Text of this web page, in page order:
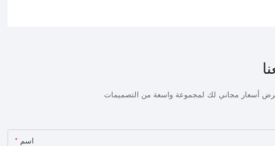
أسعار مجاني لك لمجموعة واسعة من التصميمات
اسم